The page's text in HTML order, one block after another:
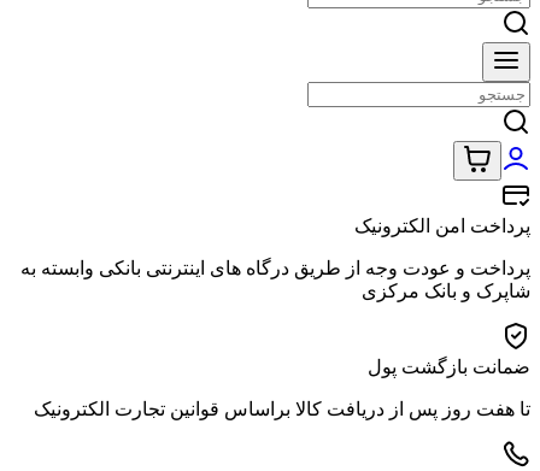
پرداخت امن الکترونیک
پرداخت و عودت وجه از طریق درگاه های اینترنتی بانکی وابسته به
شاپرک و بانک مرکزی
ضمانت بازگشت پول
تا هفت روز پس از دریافت کالا براساس قوانین تجارت الکترونیک